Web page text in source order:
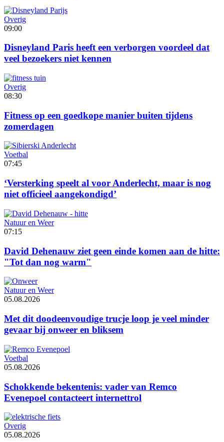
Overig
09:00
Disneyland Paris heeft een verborgen voordeel dat
veel bezoekers niet kennen
Overig
08:30
Fitness op een goedkope manier buiten tijdens
zomerdagen
Voetbal
07:45
‘Versterking speelt al voor Anderlecht, maar is nog
niet officieel aangekondigd’
Natuur en Weer
07:15
David Dehenauw ziet geen einde komen aan de hitte:
"Tot dan nog warm"
Natuur en Weer
05.08.2026
Met dit doodeenvoudige trucje loop je veel minder
gevaar bij onweer en bliksem
Voetbal
05.08.2026
Schokkende bekentenis: vader van Remco
Evenepoel contacteert internettrol
Overig
05.08.2026